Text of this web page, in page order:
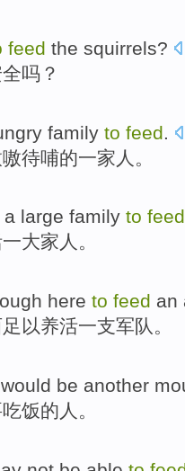
feed the squirrels?
吗？
family to feed
待哺的一家人 。
a large family to feed
一大家人 。
here to feed an
以养活一支军队。
would be another
吃饭的人。